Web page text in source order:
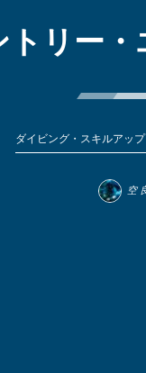
リー
ダイビング・スキルアッ
空